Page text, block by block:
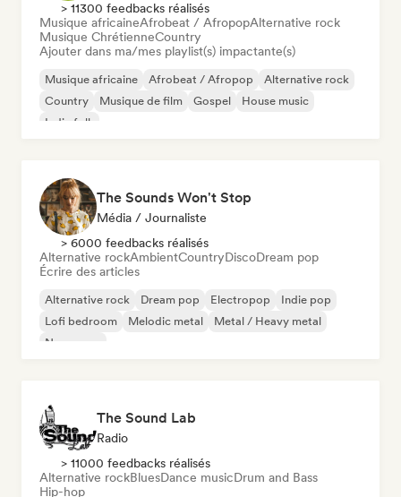
> 11300 feedbacks réalisés
Musique africaineAfrobeat / AfropopAlternative rock
Musique ChrétienneCountry
Ajouter dans ma/mes playlist(s) impactante(s)
Musique africaine Afrobeat / Afropop
Alternative rock
Country
Musique de film Gospel
House music
Indie folk
The Sounds Won't Stop
Média / Journaliste
> 6000 feedbacks réalisés
Alternative rockAmbientCountryDiscoDream pop
Écrire des articles
Alternative rock Dream pop Electropop
Indie pop
Lofi bedroom
Melodic metal
Metal / Heavy metal
New wave
The Sound Lab
Radio
> 11000 feedbacks réalisés
Alternative rockBluesDance musicDrum and Bass
Hip-hop